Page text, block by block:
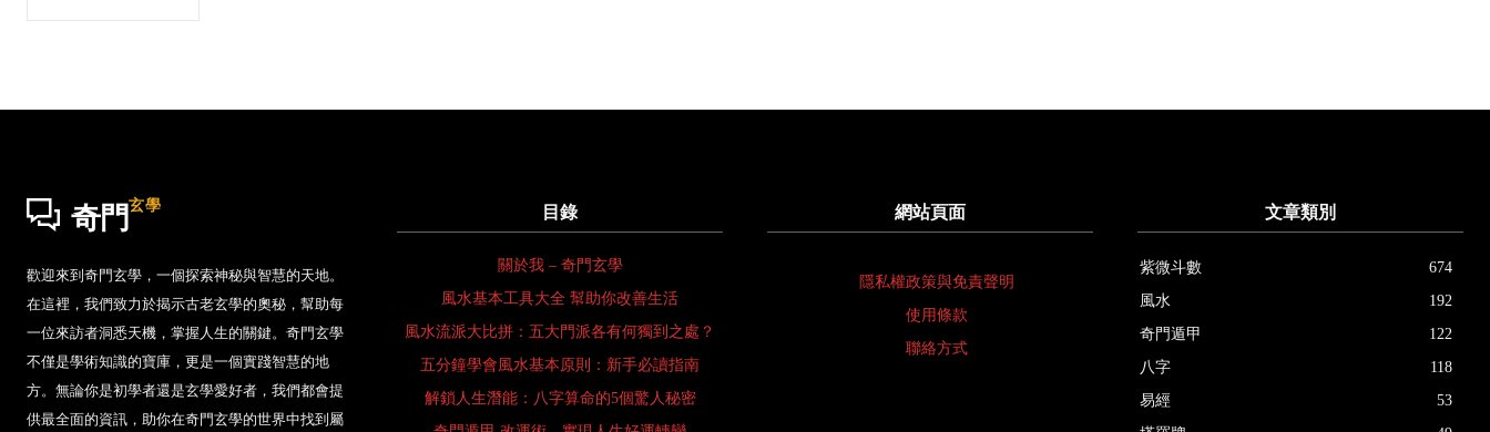
奇門 玄學
歡迎來到奇門玄學，一個探索神秘與智慧的天地。
在這裡，我們致力於揭示古老玄學的奧秘，幫助每
一位來訪者洞悉天機，掌握人生的關鍵。奇門玄學
不僅是學術知識的寶庫，更是一個實踐智慧的地
方。無論你是初學者還是玄學愛好者，我們都會提
供最全面的資訊，助你在奇門玄學的世界中找到屬
目錄
關於我 – 奇門玄學
風水基本工具大全 幫助你改善生活
風水流派大比拼：五大門派各有何獨到之處？
五分鐘學會風水基本原則：新手必讀指南
解鎖人生潛能：八字算命的5個驚人秘密
網站頁面
隱私權政策與免責聲明
使用條款
聯絡方式
文章類別
紫微斗數
674
風水
192
奇門遁甲
122
八字
118
易經
53